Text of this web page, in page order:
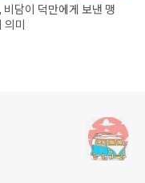
비담이 덕만에게 보낸 맹
의미